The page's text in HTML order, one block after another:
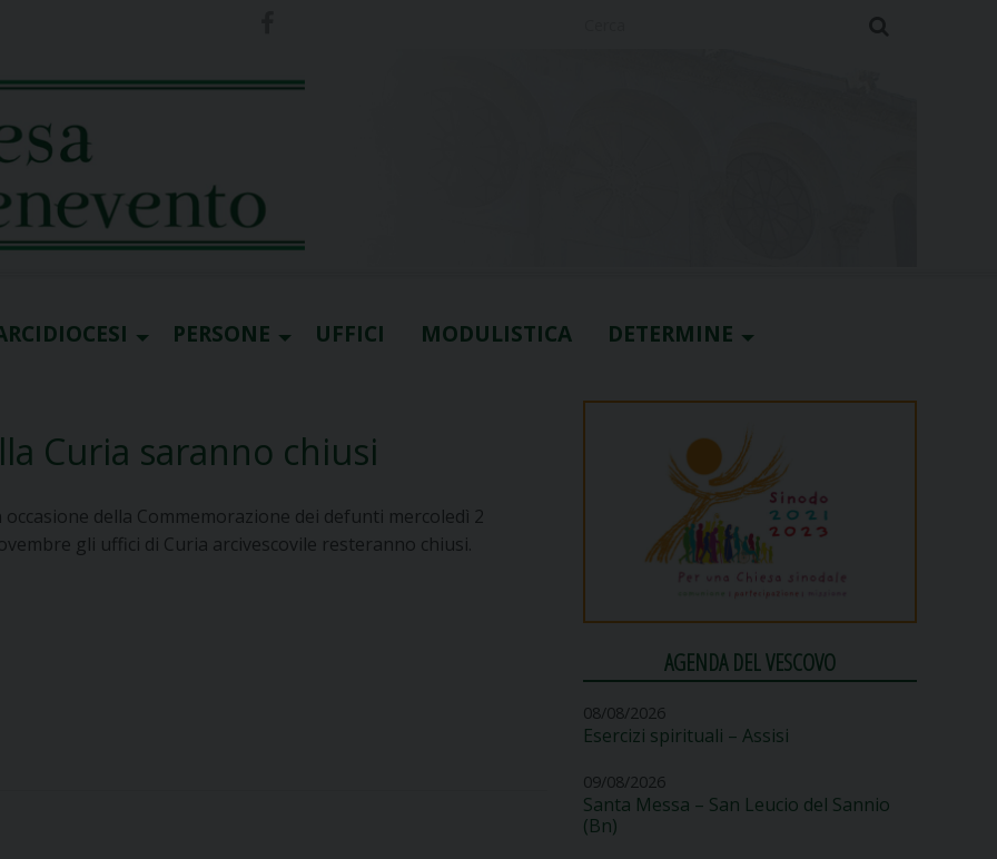
PERSONE UFFICI MODULISTICA DETERMINE
Curia saranno chiusi
occasione della Commemorazione dei defunti mercoledì 2
gli uffici di Curia arcivescovile resteranno chiusi.
AGENDA DEL VESCOVO
08/08/2026
Esercizi spirituali – Assisi
09/08/2026
Santa Messa – San Leucio del Sannio
(Bn)